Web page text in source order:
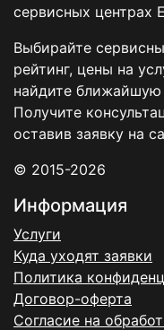
сервисных центрах
Выбирайте
рейтинг, цены на
найдите
Получите
оставив заявку на
© 2015-2026
Информация
Услуги
Куда уходят заявки
Политика
Договор-оферта
Согласие на